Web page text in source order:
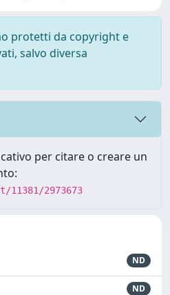
protetti da copyright e
salvo diversa
per citare o creare un
2973673
ND
ND